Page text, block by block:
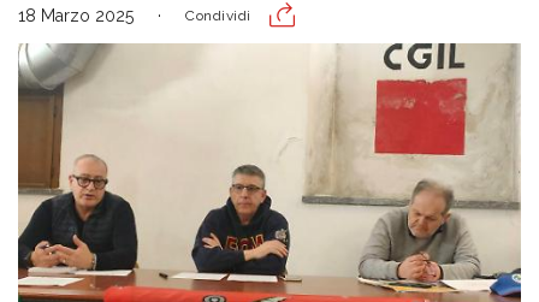
18 Marzo 2025 Condividi